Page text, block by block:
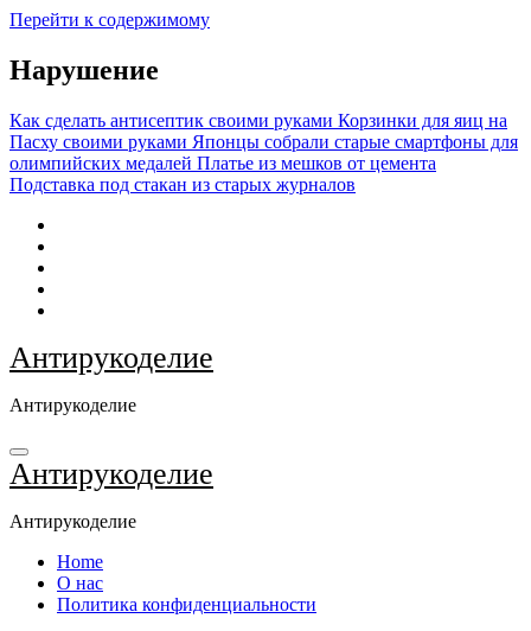
Перейти к содержимому
Нарушение
Как сделать антисептик своими руками Корзинки для яиц на
Пасху своими руками Японцы собрали старые смартфоны для
олимпийских медалей Платье из мешков от цемента
Подставка под стакан из старых журналов
Антирукоделие
Антирукоделие
Антирукоделие
Антирукоделие
Home
О нас
Политика конфиденциальности